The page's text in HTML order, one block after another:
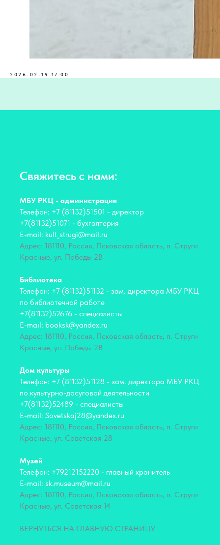
2026-02-19 17:00
Свяжитесь с нами:
МБУ РКЦ - администрация
Телефон: +7 (81132)51501 - директор
+7(81132)51071 - бухгалтерия
E-mail: kult_strugi@mail.ru
Адрес: 181110, Россия, Псковская область, п. Струги
Красные, ул. Победы 2В
Библиотека
Телефон: +7 (81132)51132 - зам. директора МБУ РКЦ
по библиотечной работе
+7(81132)52676 - специалисты
E-mail: booksk@yandex.ru
Адрес: 181110, Россия, Псковская область, п. Струги
Красные, ул. Победы 2В
Дом культуры
Телефон: +7 (81132)51128 - зам. директора МБУ РКЦ
по культурно-досуговой деятельности
+7(81132)52489 - специалисты
E-mail: Sovetskaj28@yandex.ru
Адрес: 181110, Россия, Псковская область, п. Струги
Красные, ул. Советская 28
Музей
Телефон: +79212152220 - главный хранитель
E-mail: sk.museum@mail.ru
Адрес: 181110, Россия, Псковская область, п. Струги
Красные, ул. Советская 14
ВЕРНУТЬСЯ НА ГЛАВНУЮ СТРАНИЦУ